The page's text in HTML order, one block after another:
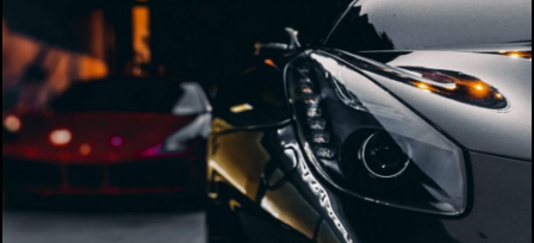
Investir
Nos services
Privatisation
A propos
Partenaires
Infos pratiques
Contact